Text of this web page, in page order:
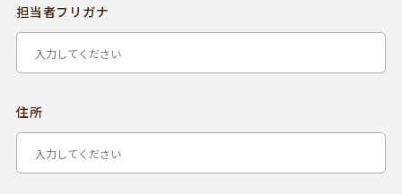
担当者フリガナ
住所